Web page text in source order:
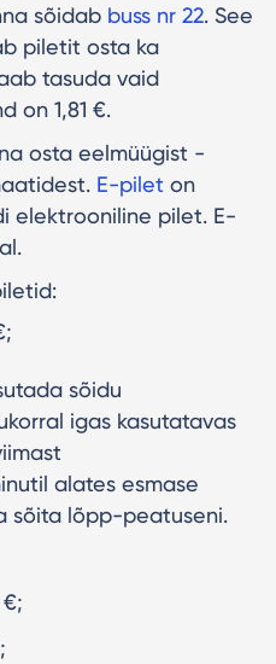
sõidab buss nr 22. See
piletit osta ka
tasuda vaid
on 1,81 €.
osta eelmüügist -
E-pilet on
elektrooniline pilet. E-
sõidu
igas kasutatavas
alates esmase
sõita lõpp-peatuseni.